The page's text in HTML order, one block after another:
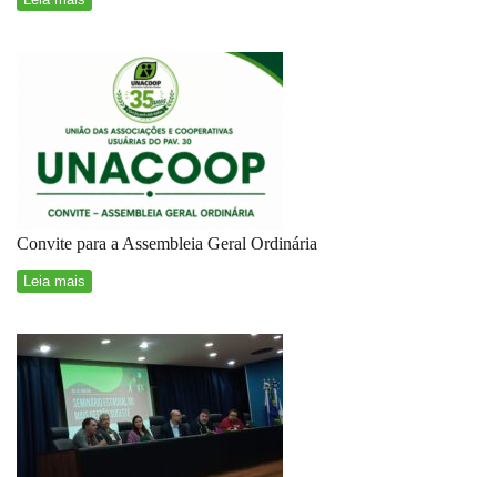
Convite para a Assembleia Geral Ordinária
Leia mais